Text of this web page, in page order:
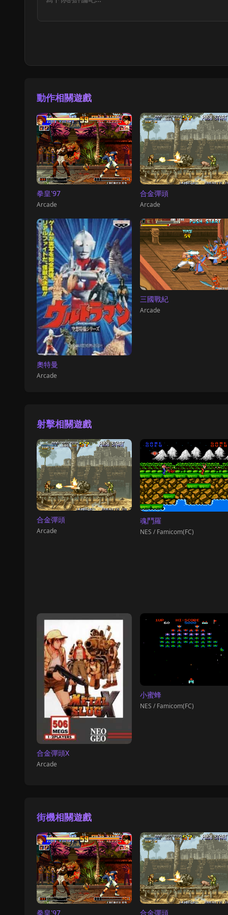
動作相關遊戲
拳皇'97
Arcade
合金彈頭
Arcade
奧特曼
Arcade
三國戰紀
Arcade
射擊相關遊戲
合金彈頭
Arcade
魂鬥羅
NES / Famicom(FC)
合金彈頭X
Arcade
小蜜蜂
NES / Famicom(FC)
街機相關遊戲
拳皇'97 合金彈頭